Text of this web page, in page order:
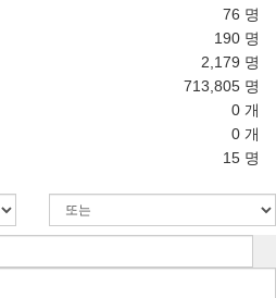
76 명
190 명
2,179 명
713,805 명
0 개
0 개
15 명